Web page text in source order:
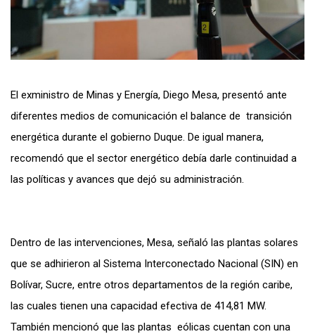
El exministro de Minas y Energía, Diego Mesa, presentó ante
diferentes medios de comunicación el balance de transición
energética durante el gobierno Duque. De igual manera,
recomendó que el sector energético debía darle continuidad a
las políticas y avances que dejó su administración.
Dentro de las intervenciones, Mesa, señaló las plantas solares
que se adhirieron al Sistema Interconectado Nacional (SIN) en
Bolívar, Sucre, entre otros departamentos de la región caribe,
las cuales tienen una capacidad efectiva de 414,81 MW.
También mencionó que las plantas eólicas cuentan con una